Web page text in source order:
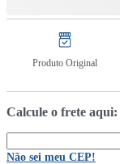
Produto Original
Calcule o frete aqui:
Não sei meu CEP!